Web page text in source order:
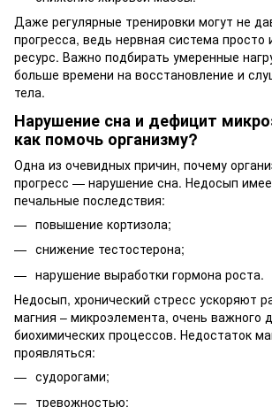
Даже регулярные тренировки могут не
прогресса, ведь нервная система просто
ресурс. Важно подбирать умеренные
больше времени на восстановление и
тела.
Нарушение сна и дефицит
как помочь организму?
Одна из очевидных причин, почему
прогресс — нарушение сна. Недосып
печальные последствия:
повышение кортизола;
снижение тестостерона;
нарушение выработки гормона роста.
Недосып, хронический стресс ускоряют
магния – микроэлемента, очень важного
биохимических процессов. Недостаток
проявляться:
судорогами;
тревожностью;